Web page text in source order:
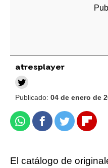
atresplayer
Publicado: 04 de enero de
WhatsappFacebook
Twitter
El catálogo de